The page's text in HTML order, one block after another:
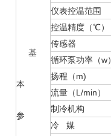
基
本
参
仪表控温范围
控温精度（℃）
传感器
循环泵功率（w
扬程（m)
流量（L/min）
制冷机构
冷 媒